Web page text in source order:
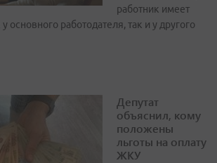
работник имеет
основного работодателя, так и у другого
Депутат
объяснил, кому
положены
льготы на оплату
ЖКУ